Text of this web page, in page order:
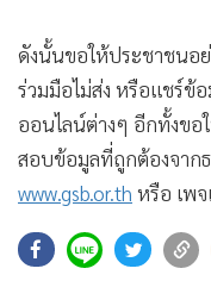
ดังนั้นขอให้ประชาชนอ
ร่วมมือไม่ส่ง หรือแชร์ข้
ออนไลน์ต่างๆ อีกทั้งขอ
สอบข้อมูลที่ถูกต้องจาก
www.gsb.or.th หรือ เพ